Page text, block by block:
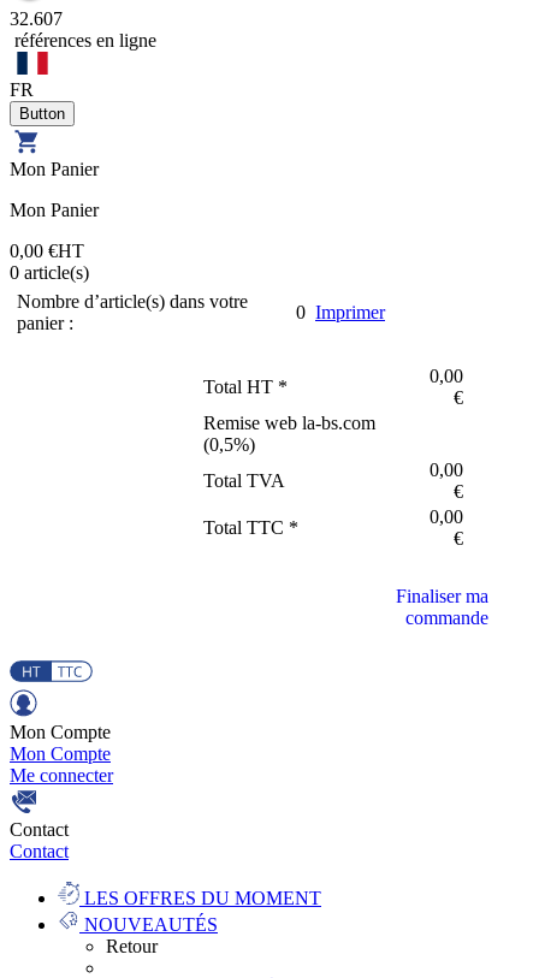
32.607
références en ligne
FR
Mon Panier
Mon Panier
0,00 €HT
0 article(s)
Nombre d’article(s) dans votre
panier :
0 Imprimer
Total HT *
0,00
€
Remise web la-bs.com
(0,5%)
Total TVA
0,00
€
Total TTC *
0,00
€
Finaliser ma
commande
Mon Compte
Mon Compte
Me connecter
Contact
Contact
LES OFFRES DU MOMENT
NOUVEAUTÉS
Retour